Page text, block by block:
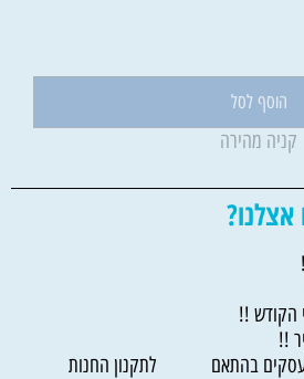
הוסף לסל
קניה מהירה
!!
!!